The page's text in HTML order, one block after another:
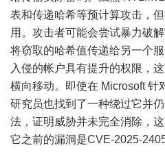
表和传递哈希等预计算攻击，
用。攻击者可能会尝试暴力破
将窃取的哈希值传递给另一个
入侵的帐户具有提升的权限，
横向移动。即使在 Microsoft 针
研究员也找到了一种绕过它并
法，证明威胁并未完全消除，
它之前的漏洞是CVE-2025-